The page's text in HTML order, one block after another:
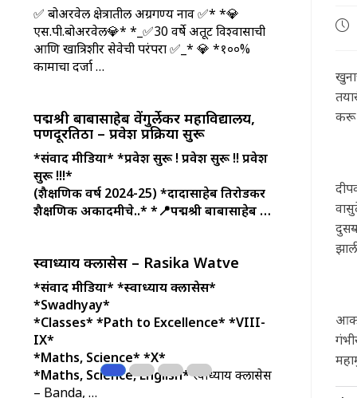
करू
✅ बोअरवेल क्षेत्रातील अग्रगण्य नाव ✅* *💎
एस.पी.बोअरवेल💎* *_✅30 वर्षे अतूट विश्वासाची
आणि खात्रिशीर सेवेची परंपरा ✅_* 💎 *१००%
कामाचा दर्जा …
पद्मश्री बाबासाहेब वेंगुर्लेकर महाविद्यालय,
पणदूरतिठा – प्रवेश प्रक्रिया सुरू
*संवाद मीडिया**प्रवेश सुरू ! प्रवेश सुरू !! प्रवेश
सुरू !!!*
(शैक्षणिक वर्ष 2024-25) *दादासाहेब तिरोडकर
शैक्षणिक अकादमीचे..**📍पद्मश्री बाबासाहेब …
स्वाध्याय क्लासेस – Rasika Watve
*संवाद मीडिया**स्वाध्याय क्लासेस*
*Swadhyay*
*Classes**Path to Excellence**VIII-
IX*
*Maths, Science**X*
*Maths, Science, English*स्वाध्याय क्लासेस
– Banda, …